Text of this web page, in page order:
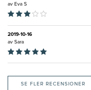
av Eva S
2019-10-16
av Sara
SE FLER RECENSIONER